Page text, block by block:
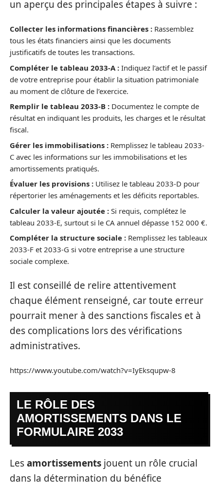
un aperçu des principales étapes à suivre :
Collecter les informations financières : Rassemblez
tous les états financiers ainsi que les documents
justificatifs de toutes les transactions.
Compléter le tableau 2033-A : Indiquez l’actif et le passif
de votre entreprise pour établir la situation patrimoniale
au moment de clôture de l’exercice.
Remplir le tableau 2033-B : Documentez le compte de
résultat en indiquant les produits, les charges et le résultat
fiscal.
Gérer les immobilisations : Remplissez le tableau 2033-
C avec les informations sur les immobilisations et les
amortissements pratiqués.
Évaluer les provisions : Utilisez le tableau 2033-D pour
répertorier les aménagements et les déficits reportables.
Calculer la valeur ajoutée : Si requis, complétez le
tableau 2033-E, surtout si le CA annuel dépasse 152 000 €.
Compléter la structure sociale : Remplissez les tableaux
2033-F et 2033-G si votre entreprise a une structure
sociale complexe.
Il est conseillé de relire attentivement
chaque élément renseigné, car toute erreur
pourrait mener à des sanctions fiscales et à
des complications lors des vérifications
administratives.
https://www.youtube.com/watch?v=IyEksqupw-8
LE RÔLE DES
AMORTISSEMENTS DANS LE
FORMULAIRE 2033
Lesamortissements jouent un rôle crucial
dans la détermination du bénéfice